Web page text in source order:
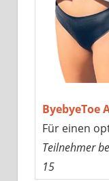
ByebyeToe
Für einen
Teilnehmer
15